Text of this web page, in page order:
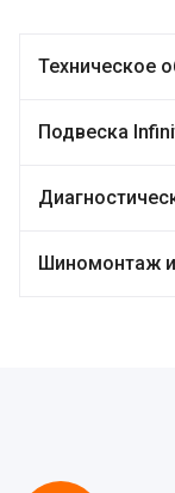
Техническое
Подвеска
Шиномонтаж и